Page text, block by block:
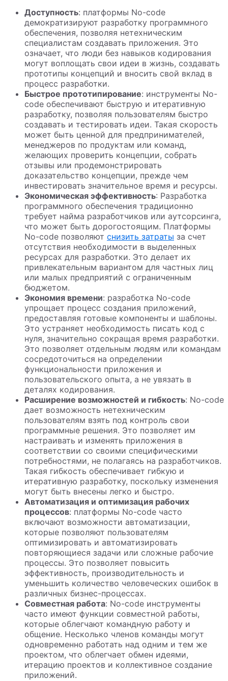
Доступность: платформы No-code
демократизируют разработку программного
обеспечения, позволяя нетехническим
специалистам создавать приложения. Это
означает, что люди без навыков кодирования
могут воплощать свои идеи в жизнь, создавать
прототипы концепций и вносить свой вклад в
процесс разработки.
Быстрое прототипирование: инструменты No-
code обеспечивают быструю и итеративную
разработку, позволяя пользователям быстро
создавать и тестировать идеи. Такая скорость
может быть ценной для предпринимателей,
менеджеров по продуктам или команд,
желающих проверить концепции, собрать
отзывы или продемонстрировать
доказательство концепции, прежде чем
инвестировать значительное время и ресурсы.
Экономическая эффективность: Разработка
программного обеспечения традиционно
требует найма разработчиков или аутсорсинга,
что может быть дорогостоящим. Платформы
No-code позволяют снизить затраты за счет
отсутствия необходимости в выделенных
ресурсах для разработки. Это делает их
привлекательным вариантом для частных лиц
или малых предприятий с ограниченным
бюджетом.
Экономия времени: разработка No-code
упрощает процесс создания приложений,
предоставляя готовые компоненты и шаблоны.
Это устраняет необходимость писать код с
нуля, значительно сокращая время разработки.
Это позволяет отдельным людям или командам
сосредоточиться на определении
функциональности приложения и
пользовательского опыта, а не увязать в
деталях кодирования.
Расширение возможностей и гибкость: No-code
дает возможность нетехническим
пользователям взять под контроль свои
программные решения. Это позволяет им
настраивать и изменять приложения в
соответствии со своими специфическими
потребностями, не полагаясь на разработчиков.
Такая гибкость обеспечивает гибкую и
итеративную разработку, поскольку изменения
могут быть внесены легко и быстро.
Автоматизация и оптимизация рабочих
процессов: платформы No-code часто
включают возможности автоматизации,
которые позволяют пользователям
оптимизировать и автоматизировать
повторяющиеся задачи или сложные рабочие
процессы. Это позволяет повысить
эффективность, производительность и
уменьшить количество человеческих ошибок в
различных бизнес-процессах.
Совместная работа: No-code инструменты
часто имеют функции совместной работы,
которые облегчают командную работу и
общение. Несколько членов команды могут
одновременно работать над одним и тем же
проектом, что облегчает обмен идеями,
итерацию проектов и коллективное создание
приложений.